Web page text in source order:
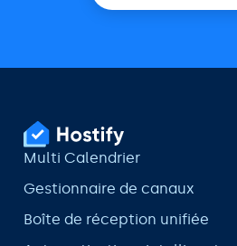
Multi Calendrier
Gestionnaire de canaux
Boîte de réception unifiée